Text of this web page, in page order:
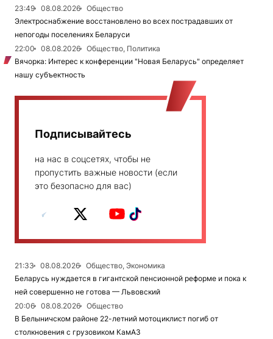
23:49 08.08.2026
Общество
Электроснабжение восстановлено во всех пострадавших от
непогоды поселениях Беларуси
22:00
08.08.2026
Общество, Политика
Вячорка: Интерес к конференции "Новая Беларусь" определяет
нашу субъектность
Подписывайтесь
на нас в соцсетях, чтобы не
пропустить важные новости (если
это безопасно для вас)
21:33 08.08.2026
Общество, Экономика
Беларусь нуждается в гигантской пенсионной реформе и пока к
ней совершенно не готова — Львовский
20:06
08.08.2026
Общество
В Белыничском районе 22-летний мотоциклист погиб от
столкновения с грузовиком КамАЗ